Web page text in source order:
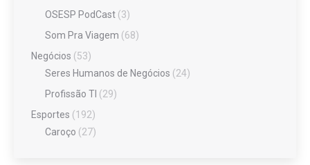
OSESP PodCast (3)
Som Pra Viagem (68)
Negócios (53)
Seres Humanos de Negócios (24)
Profissão TI (29)
Esportes (192)
Caroço (27)